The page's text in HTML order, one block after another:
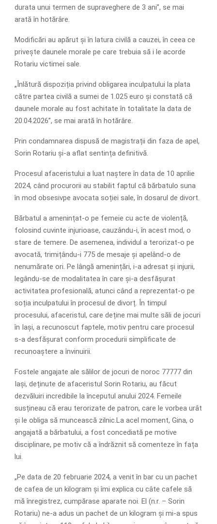
durata unui termen de supraveghere de 3 ani”, se mai
arată în hotărâre.
Modificări au apărut și în latura civilă a cauzei, în ceea ce
privește daunele morale pe care trebuia să i le acorde
Rotariu victimei sale.
„Înlătură dispoziția privind obligarea inculpatului la plata
către partea civilă a sumei de 1.025 euro și constată că
daunele morale au fost achitate în totalitate la data de
20.04.2026”, se mai arată în hotărâre.
Prin condamnarea dispusă de magistrații din faza de apel,
Sorin Rotariu și-a aflat sentința definitivă.
Procesul afaceristului a luat naștere în data de 10 aprilie
2024, când procurorii au stabilit faptul că bărbatulo suna
în mod obsesivpe avocata soției sale, în dosarul de divort.
Bărbatul a amenințat-o pe femeie cu acte de violență,
folosind cuvinte injurioase, cauzându-i, în acest mod, o
stare de temere. De asemenea, individul a terorizat-o pe
avocată, trimițându-i 775 de mesaje și apelând-o de
nenumărate ori. Pe lângă amenințări, i-a adresat și injurii,
legându-se de modalitatea în care și-a desfășurat
activitatea profesională, atunci când a reprezentat-o pe
soția inculpatului în procesul de divorț. În timpul
procesului, afaceristul, care deține mai multe săli de jocuri
în Iași, a recunoscut faptele, motiv pentru care procesul
s-a desfășurat conform procedurii simplificate de
recunoaștere a învinuirii.
Fostele angajate ale sălilor de jocuri de noroc 77777 din
Iași, deținute de afaceristul Sorin Rotariu, au făcut
dezvăluiri incredibile la începutul anului 2024. Femeile
susțineau că erau terorizate de patron, care le vorbea urât
și le obliga să muncească zilnic.La acel moment, Gina, o
angajată a bărbatului, a fost concediată pe motive
disciplinare, pe motiv că a îndrăznit să comenteze în fața
lui.
„Pe data de 20 februarie 2024, a venit în bar cu un pachet
de cafea de un kilogram și îmi explica cu câte cafele să
mă înregistrez, cumpărase aparate noi. El (n.r. – Sorin
Rotariu) ne-a adus un pachet de un kilogram și mi-a spus